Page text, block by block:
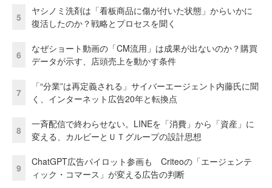
5
ヤシノミ洗剤は「看板商品に傷が付いた状態」からいかに
復活したのか？戦略とプロセスを聞く
6
なぜショート動画の「CM流用」は成果が出ないのか？購買
データが示す、店頭売上を動かす条件
7
「“分業”は再定義される」サイバーエージェント内藤氏に聞
く、インターネット広告20年と転換点
8
一斉配信で終わらせない。LINEを「消費」から「資産」に
変える、カルビーとＵＴグループの設計思想
9
ChatGPT広告パイロット参画も Criteoの「エージェンテ
ィック・コマース」が変える広告の判断